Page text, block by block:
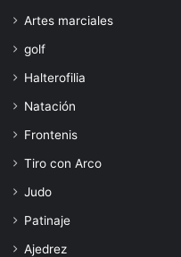
Artes marciales
golf
Halterofilia
Natación
Frontenis
Tiro con Arco
Judo
Patinaje
Ajedrez